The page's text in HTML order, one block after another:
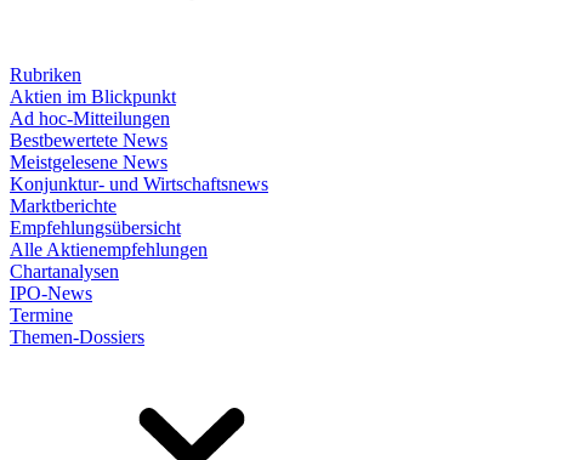
Rubriken
Aktien im Blickpunkt
Ad hoc-Mitteilungen
Bestbewertete News
Meistgelesene News
Konjunktur- und Wirtschaftsnews
Marktberichte
Empfehlungsübersicht
Alle Aktienempfehlungen
Chartanalysen
IPO-News
Termine
Themen-Dossiers